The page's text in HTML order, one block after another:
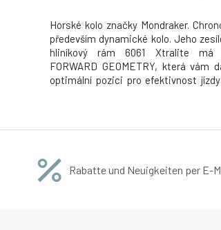
Horské kolo značky Mondraker.
především dynamické kolo. Jeho
hliníkový rám 6061 Xtralite má
FORWARD GEOMETRY, která vám
optimální pozici pro efektivnost
Rabatte und Neuigkeiten per E-